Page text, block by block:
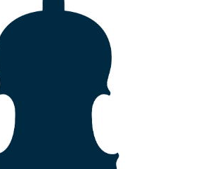
Mes commandes
Violons d'enfants
Archets violoncelle